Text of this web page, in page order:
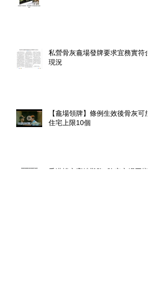
私營骨灰龕場發牌要求宜務實符合
現況
【龕場領牌】條例生效後骨灰可放
住宅上限10個
香港樓市高燒難降, 陰宅市場同樣